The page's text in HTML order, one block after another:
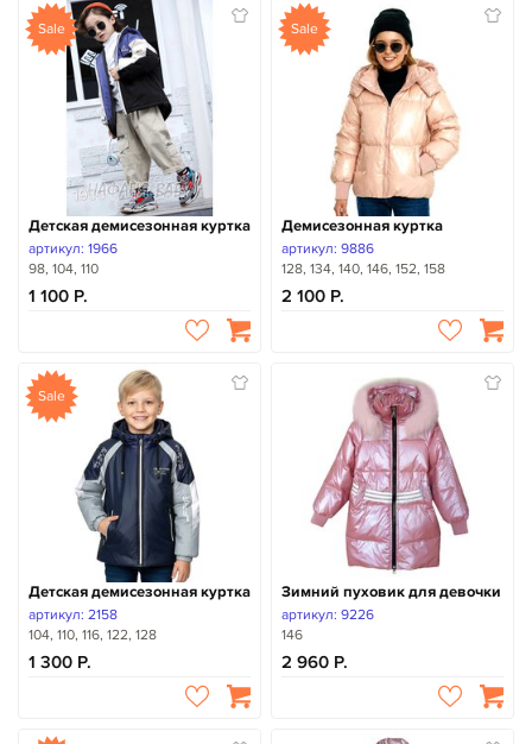
Sale
Детская демисезонная куртка
артикул: 1966
98, 104, 110
1 100
Sale
Демисезонная куртка
артикул: 9886
128, 134, 140, 146, 152, 158
2 100
Sale
Детская демисезонная куртка
артикул: 2158
104, 110, 116, 122, 128
1 300
Зимний пуховик для девочки
артикул: 9226
146
2 960